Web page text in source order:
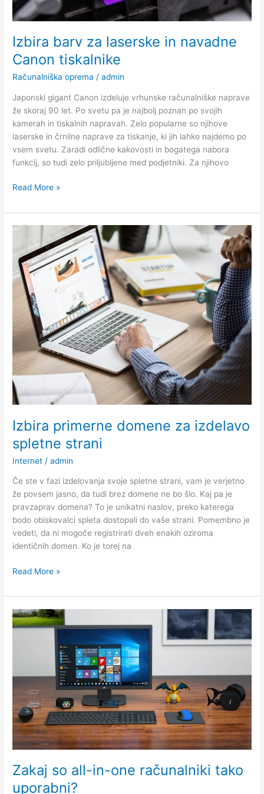
Izbira barv za laserske in navadne
Canon tiskalnike
Računalniška oprema /admin
Japonski gigant Canon izdeluje vrhunske računalniške naprave
že skoraj 90 let. Po svetu pa je najbolj poznan po svojih
kamerah in tiskalnih napravah. Zelo popularne so njihove
laserske in črnilne naprave za tiskanje, ki jih lahko najdemo po
vsem svetu. Zaradi odlične kakovosti in bogatega nabora
funkcij, so tudi zelo priljubljene med podjetniki. Za njihovo
Izbira
za
laserske
navadne
Canon
tiskalnike
Read More »
Izbira primerne domene za izdelavo
spletne strani
Internet /admin
Če ste v fazi izdelovanja svoje spletne strani, vam je verjetno
že povsem jasno, da tudi brez domene ne bo šlo. Kaj pa je
pravzaprav domena? To je unikatni naslov, preko katerega
bodo obiskovalci spleta dostopali do vaše strani. Pomembno je
vedeti, da ni mogoče registrirati dveh enakih oziroma
identičnih domen. Ko je torej na
Izbira
domene
za
izdelavo
Read More »
Zakaj so all-in-one računalniki tako
uporabni?